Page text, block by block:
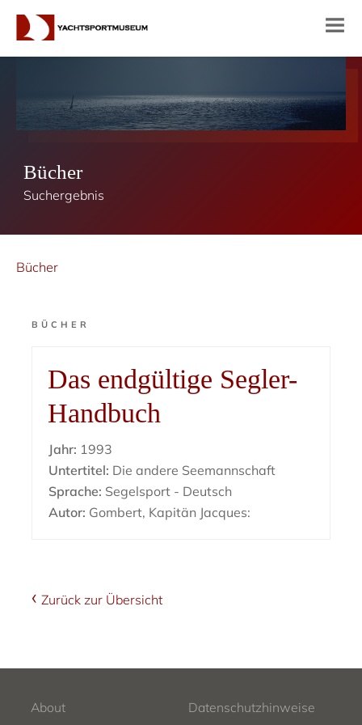
Bücher
Suchergebnis
Bücher
BÜCHER
Das endgültige Segler-
Handbuch
Jahr: 1993
Untertitel: Die andere Seemannschaft
Sprache: Segelsport - Deutsch
Autor: Gombert, Kapitän Jacques:
Zurück zur Übersicht
About Datenschutzhinweise